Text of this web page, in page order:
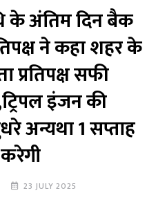
के अंतिम दिन बैक
ने कहा शहर के
प्रतिपक्ष सफी
इंजन की
अन्यथा 1 सप्ताह
23 JULY 2025